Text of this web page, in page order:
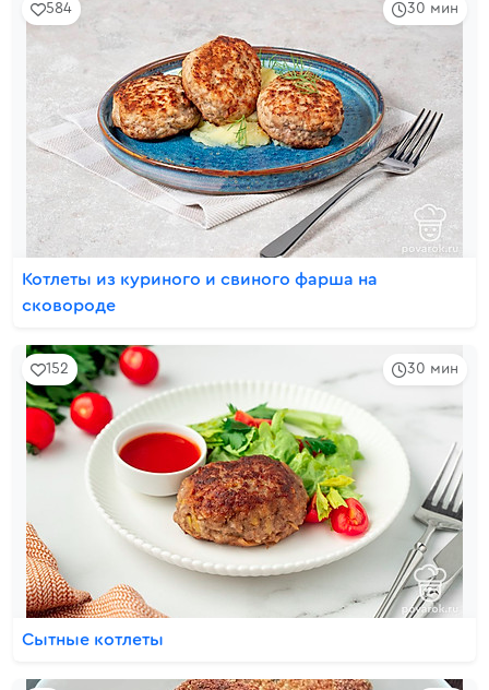
30 мин
584
Котлеты из куриного и свиного фарша на
сковороде
30 мин
152
Сытные котлеты